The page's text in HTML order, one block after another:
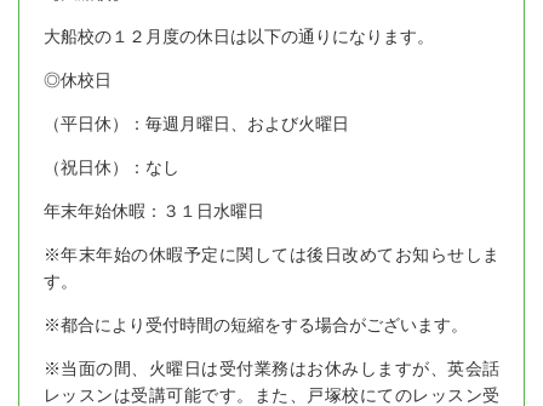
大船校の１２月度の休日は以下の通りになります。
◎休校日
（平日休）：毎週月曜日、および火曜日
（祝日休）：なし
年末年始休暇：３１日水曜日
※年末年始の休暇予定に関しては後日改めてお知らせしま
す。
※都合により受付時間の短縮をする場合がございます。
※当面の間、火曜日は受付業務はお休みしますが、英会話
レッスンは受講可能です。また、戸塚校にてのレッスン受